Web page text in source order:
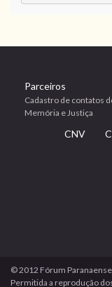
Parceiros
Cadastro de contatos
Memória e Justiça
CNV
© 2012 Fórum
Permitida a reprodução